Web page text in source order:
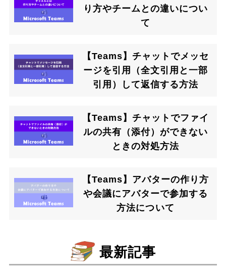
り方やチームとの違いについ
て
【Teams】チャットでメッセ
ージを引用（全文引用と一部
引用）して返信する方法
【Teams】チャットでファイ
ルの共有（添付）ができない
ときの対処方法
【Teams】アバターの作り方
や会議にアバターで参加する
方法について
最新記事